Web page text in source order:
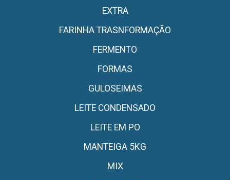
EXTRA
FARINHA TRASNFORMAÇÃO
FERMENTO
FORMAS
GULOSEIMAS
LEITE CONDENSADO
LEITE EM PO
MANTEIGA 5KG
MIX